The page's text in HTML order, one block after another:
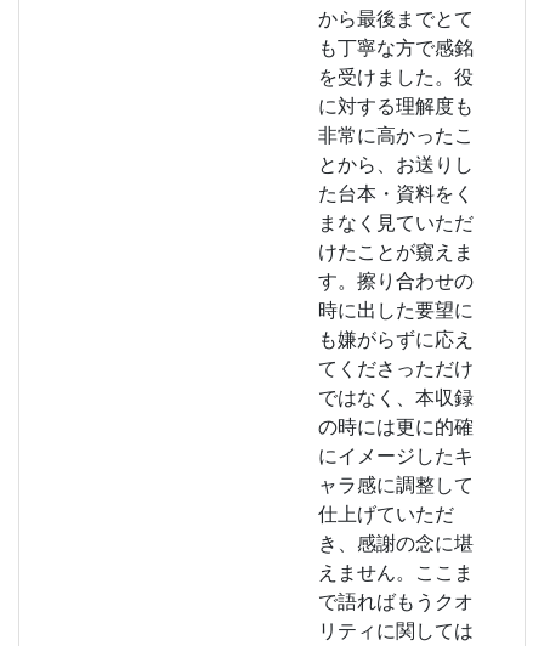
から最後までとて
も丁寧な方で感銘
を受けました。役
に対する理解度も
非常に高かったこ
とから、お送りし
た台本・資料をく
まなく見ていただ
けたことが窺えま
す。擦り合わせの
時に出した要望に
も嫌がらずに応え
てくださっただけ
ではなく、本収録
の時には更に的確
にイメージしたキ
ャラ感に調整して
仕上げていただ
き、感謝の念に堪
えません。ここま
で語ればもうクオ
リティに関しては